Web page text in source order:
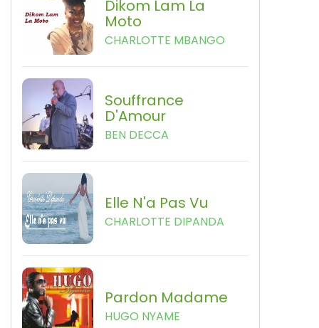
Dikom Lam La
Moto
CHARLOTTE MBANGO
Souffrance
D'Amour
BEN DECCA
Elle N'a Pas Vu
CHARLOTTE DIPANDA
Pardon Madame
HUGO NYAME